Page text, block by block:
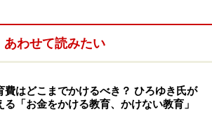
銭教育、あるいは異国の子供たちの
ができる楽しみが増えるだけでも、得
ね。
あわせて読みたい
費はどこまでかけるべき？ ひろゆき氏が
る「お金をかける教育、かけない教育」